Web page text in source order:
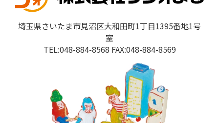
埼玉県さいたま市見沼区大和田町1丁目1395番地1号
室
TEL:048-884-8568 FAX:048-884-8569